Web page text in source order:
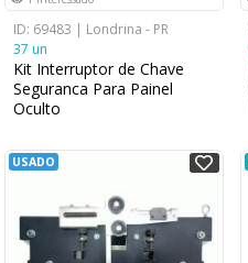
ID: 69483 | Londrina - PR
37 un
Kit Interruptor de Chave
Seguranca Para Painel
Oculto
USADO